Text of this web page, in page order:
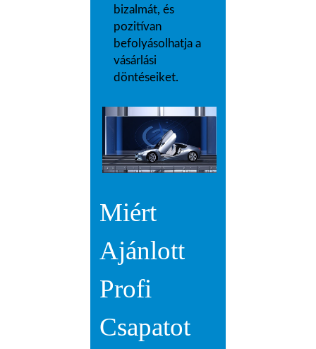
bizalmát, és
pozitívan
befolyásolhatja a
vásárlási
döntéseiket.
Miért
Ajánlott
Profi
Csapatot